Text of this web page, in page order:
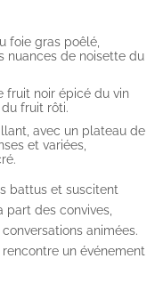
foie gras poêlé,
nuances de noisette du
fruit noir épicé du vin
fruit rôti.
avec un plateau de
et variées,
battus et suscitent
part des convives,
animées.
un événement